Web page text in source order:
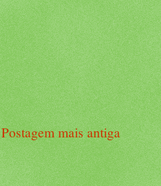
Postagem mais antiga